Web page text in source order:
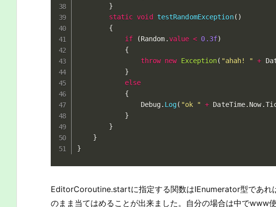
}
static void testRandomException( )
{
if
(Random .value < 0.3f)
{
throw new Exception( "ahah! " +
}
else
{
				Debug
. Log( "ok " + DateTime. Now.
}
}
}
}
EditorCoroutine.startに指定する関数はIEnumerator型であれ
のまま当てはめることが出来ました。自分の場合は中でwww